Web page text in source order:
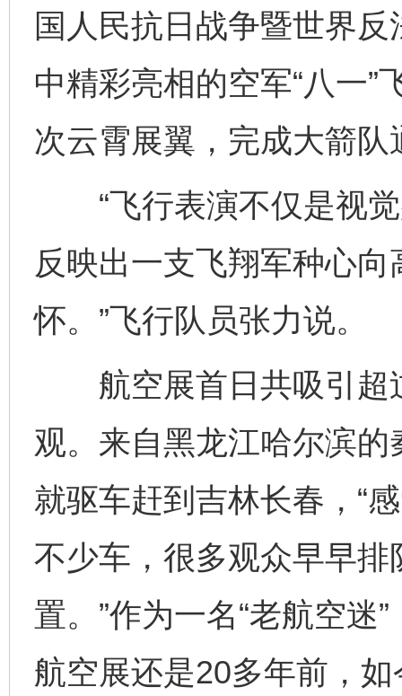
国人民抗日战争暨世界
中精彩亮相的空军“八一
次云霄展翼，完成大箭
“飞行表演不仅是视觉
反映出一支飞翔军种心
怀。”飞行队员张力说。
航空展首日共吸引超
观。来自黑龙江哈尔滨
就驱车赶到吉林长春，“
不少车，很多观众早早
置。”作为一名“老航空迷
航空展还是20多年前，